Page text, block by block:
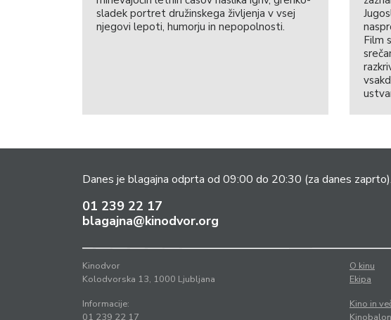
sladek portret družinskega življenja v vsej
njegovi lepoti, humorju in nepopolnosti.
Film
Danes je blagajna odprta od 09:00 do 20:30 (za danes zaprto).
01 239 22 17
blagajna@kinodvor.org
Kinodvor
Kolodvorska 13, 1000 Ljubljana
Informacije:
01 239 22 17
O kinu
Ekipa
Kino in
Kinobalon